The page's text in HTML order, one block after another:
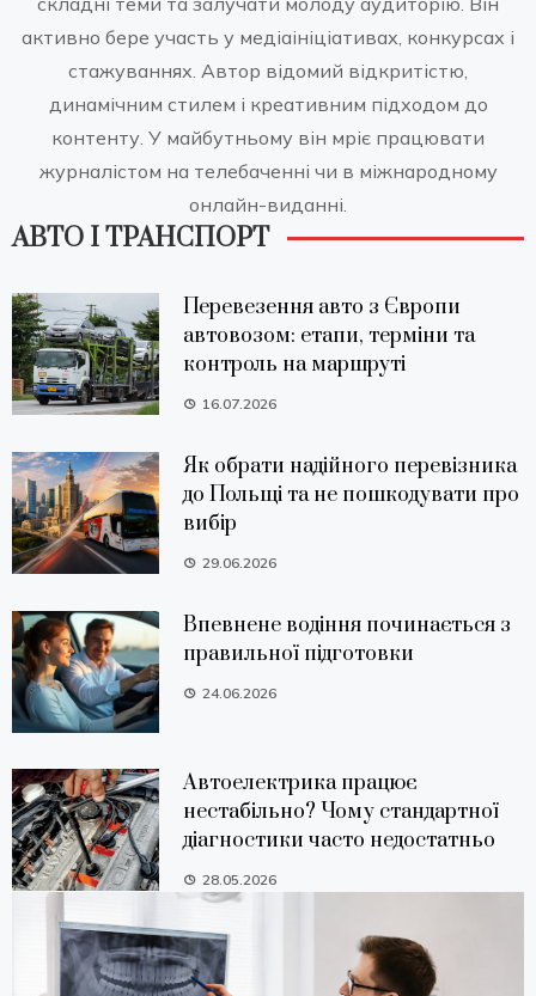
активно бере участь у медіаініціативах, конкурсах і
стажуваннях. Автор відомий відкритістю,
динамічним стилем і креативним підходом до
контенту. У майбутньому він мріє працювати
журналістом на телебаченні чи в міжнародному
онлайн-виданні.
АВТО І ТРАНСПОРТ
Перевезення авто з Європи
автовозом: етапи, терміни та
контроль на маршруті
16.07.2026
Як обрати надійного перевізника
до Польщі та не пошкодувати про
вибір
29.06.2026
Впевнене водіння починається з
правильної підготовки
24.06.2026
Автоелектрика працює
нестабільно? Чому стандартної
діагностики часто недостатньо
28.05.2026